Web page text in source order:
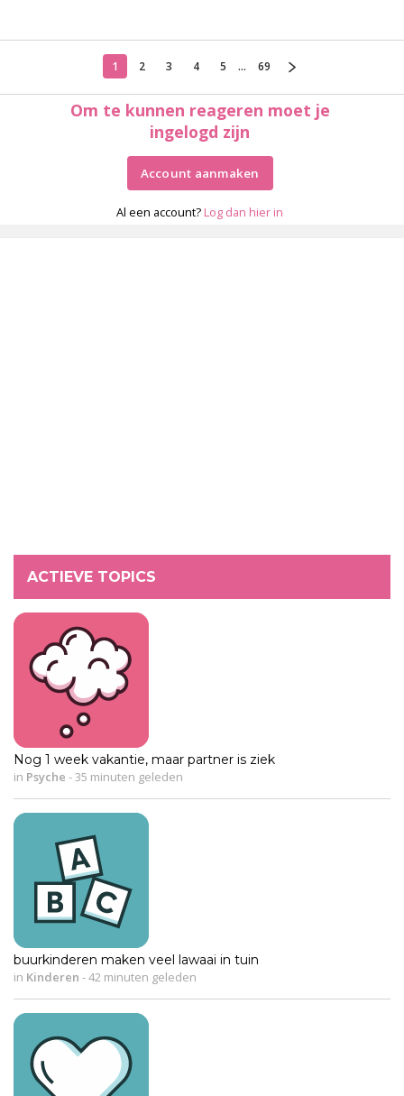
1 2 3 4 5 ... 69
Om te kunnen reageren moet je
ingelogd zijn
Account aanmaken
Al een account? Log dan hier in
ACTIEVE TOPICS
Nog 1 week vakantie, maar partner is ziek
in Psyche -35 minuten geleden
buurkinderen maken veel lawaai in tuin
in Kinderen -42 minuten geleden